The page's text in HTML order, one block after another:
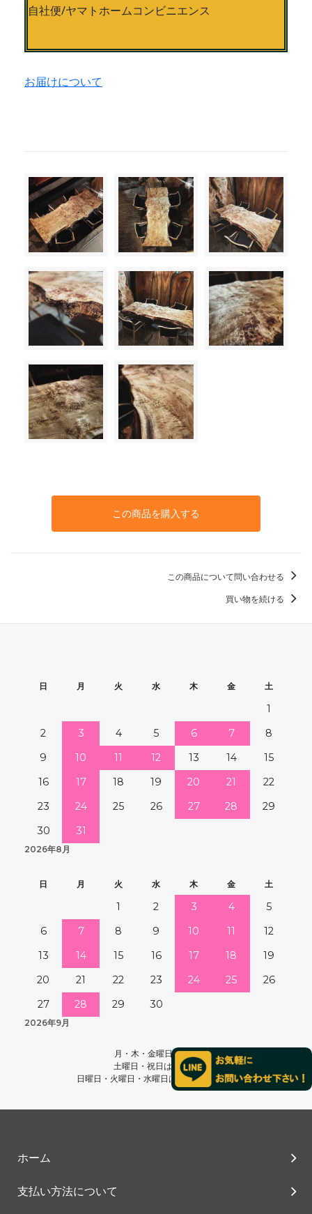
自社便/ヤマトホームコンビニエンス
お届けについて
この商品を購入する
この商品について問い合わせる
買い物を続ける
2026年8月
日 月 火 水 木 金 土
1
2
3 4 5 6 7
8
9
10 11 12 13 14
15
16
17 18 19 20 21
22
23
24 25 26 27 28
29
30
31
2026年9月
日 月 火 水 木 金 土
1 2 3 4
5
6
7 8 9 10 11
12
13
14 15 16 17 18
19
20
21 22 23 24 25
26
27
28 29 30
月・木・金曜日は休業
土曜日・祝日は13時～
日曜日・火曜日・水曜日は終日営業です。
ホーム
支払い方法について